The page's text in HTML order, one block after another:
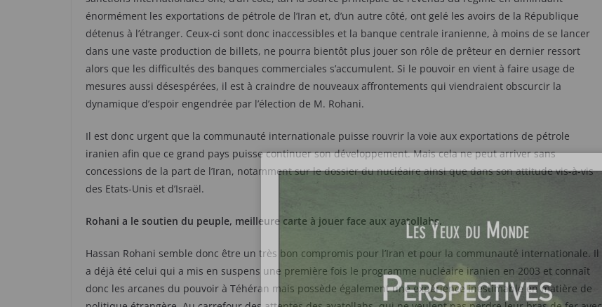
énormément les exportations de pétrole de l’Iran et, d’un autre côté, ont gelé les avoirs de la République
détenus à l’étranger. Ceux-ci sont donc inaccessibles et la banque centrale iranienne, à moins de se lancer
dans une vaste production de billets, ne pourra bientôt plus jouer son rôle de prêteur en dernier ressort
alors que les difficultés des banques commerciales s’accumulent. Si le pouvoir en vient à faire usage de
mesures aussi désespérées, il est à craindre de nouveaux affrontements qui viendraient obscurcir la
dynamique d’espoir engendrée par l’élection de M. Rohani.
Il est donc urgent que la communauté internationale puisse rouvrir la voie aux exportations de pétrole
iranien afin que ce grand pays puisse continuer son développement. Mais cela ne peut arriver sans
concessions de la part de l’Iran, notamment sur le dossier du nucléaire ainsi que dans son attitude vis-à-vis
des Etats-Unis et d’Israël.
Rohani a le soutien du peuple, meilleure carte à jouer face aux ayatollahs.
Hassan Rohani semble donc être un très bon compromis pour l’Iran et pour la communauté internationale. Il
a déjà été celui qui a mis en suspens une première fois le programme nucléaire iranien en 2003 et connaît
donc les arcanes du pouvoir à Téhéran mais possède également une expérience inestimable en matière de